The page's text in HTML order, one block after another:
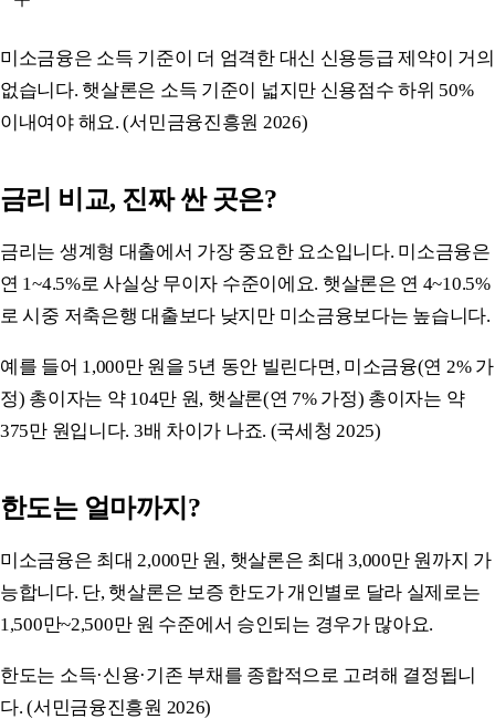
미소금융은 소득 기준이 더 엄격한 대신 신용등급 제약이 거의
없습니다. 햇살론은 소득 기준이 넓지만 신용점수 하위 50%
이내여야 해요. (서민금융진흥원 2026)
금리 비교, 진짜 싼 곳은?
금리는 생계형 대출에서 가장 중요한 요소입니다. 미소금융은
연 1~4.5%로 사실상 무이자 수준이에요. 햇살론은 연 4~10.5%
로 시중 저축은행 대출보다 낮지만 미소금융보다는 높습니다.
예를 들어 1,000만 원을 5년 동안 빌린다면, 미소금융(연 2% 가
정) 총이자는 약 104만 원, 햇살론(연 7% 가정) 총이자는 약
375만 원입니다. 3배 차이가 나죠. (국세청 2025)
한도는 얼마까지?
미소금융은 최대 2,000만 원, 햇살론은 최대 3,000만 원까지 가
능합니다. 단, 햇살론은 보증 한도가 개인별로 달라 실제로는
1,500만~2,500만 원 수준에서 승인되는 경우가 많아요.
한도는 소득·신용·기존 부채를 종합적으로 고려해 결정됩니
다. (서민금융진흥원 2026)